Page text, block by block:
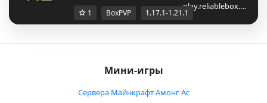
play.reliablebox.…
1 BoxPVP 1.17.1-1.21.1
Мини-игры
Сервера Майнкрафт Амонг Ас